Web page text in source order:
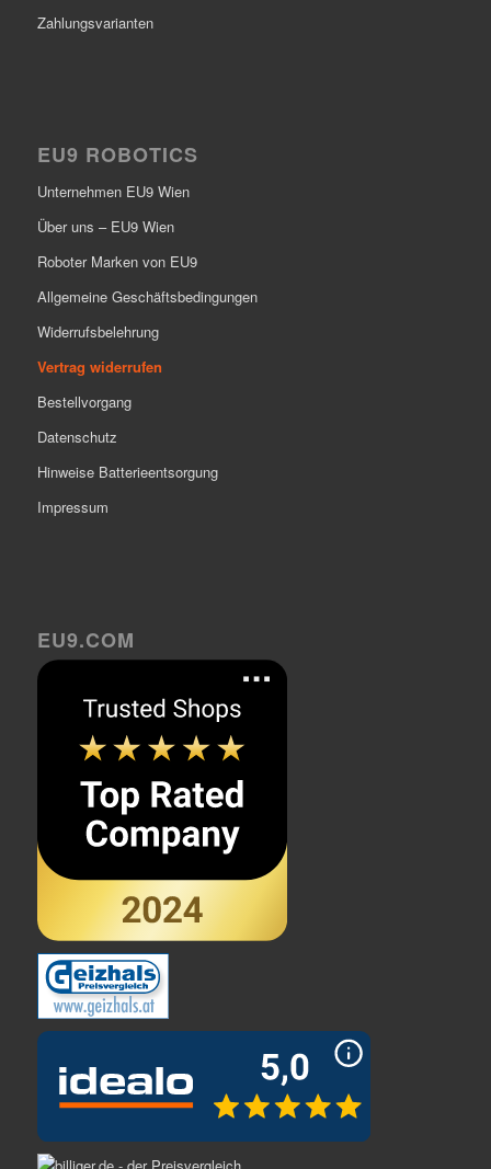
Zahlungsvarianten
EU9 ROBOTICS
Unternehmen EU9 Wien
Über uns – EU9 Wien
Roboter Marken von EU9
Allgemeine Geschäftsbedingungen
Widerrufsbelehrung
Vertrag widerrufen
Bestellvorgang
Datenschutz
Hinweise Batterieentsorgung
Impressum
EU9.COM